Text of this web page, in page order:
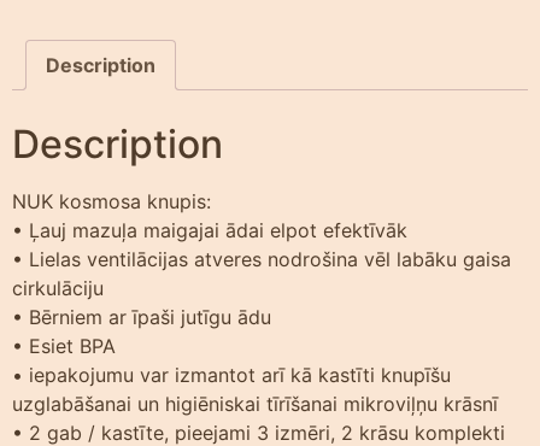
Description
Description
NUK kosmosa knupis:
• Ļauj mazuļa maigajai ādai elpot efektīvāk
• Lielas ventilācijas atveres nodrošina vēl labāku gaisa
cirkulāciju
• Bērniem ar īpaši jutīgu ādu
• Esiet BPA
• iepakojumu var izmantot arī kā kastīti knupīšu
uzglabāšanai un higiēniskai tīrīšanai mikroviļņu krāsnī
• 2 gab / kastīte, pieejami 3 izmēri, 2 krāsu komplekti